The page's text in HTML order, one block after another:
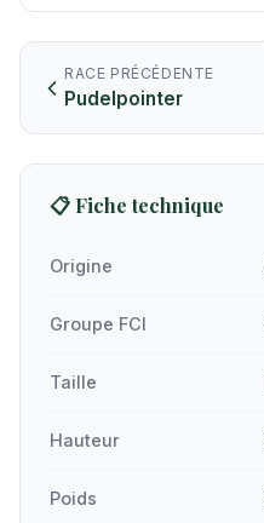
RACE PRÉCÉDENTE
Pudelpointer
📋 Fiche technique
Origine
Groupe FCI
Taille
Hauteur
Poids